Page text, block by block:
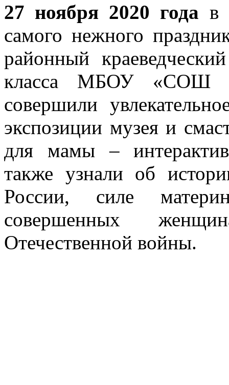
27 ноября 2020 года в
самого нежного
районный
класса МБОУ «СОШ
совершили
экспозиции музея и
для мамы –
также узнали об
России, силе
совершенных
Отечественной войны.